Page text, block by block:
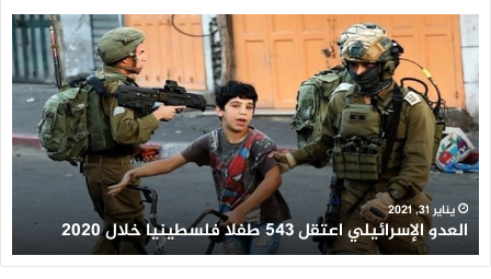
العدو
الإسرائيلي
اعتقل
543
طفلا
فلسطينيا
خلال
2020
يناير 31, 2021
العدو الإسرائيلي اعتقل 543 طفلا فلسطينيا خلال 2020